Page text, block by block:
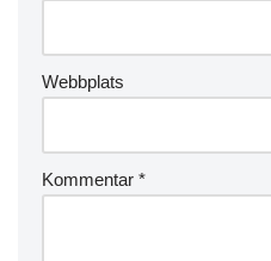
Webbplats
Kommentar *